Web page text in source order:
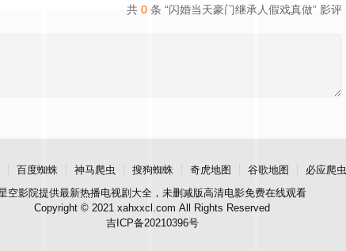
共 0 条 “闪婚当天豪门继承人假戏真做” 影评
百度蜘蛛 神马爬虫 搜狗蜘蛛 奇虎地图 谷歌地图
必应爬虫
空影院提供最新热播电视剧大全，未删减版高清电影免费在线观看
Copyright © 2021 xahxxcl.com All Rights Reserved
吉ICP备20210396号